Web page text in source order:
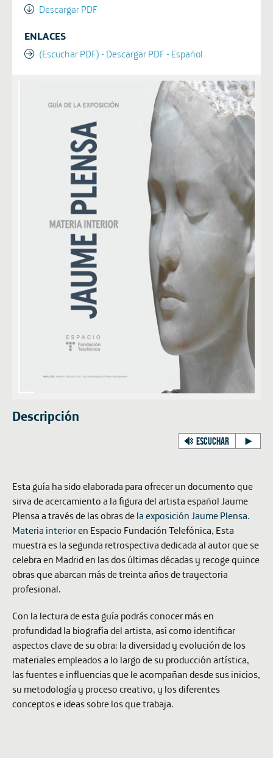
Descargar PDF
ENLACES
(Escuchar PDF) - Descargar PDF - Español
Descripción
ESCUCHAR
Esta guía ha sido elaborada para ofrecer un documento que
sirva de acercamiento a la figura del artista español Jaume
Plensa a través de las obras de la exposición Jaume Plensa.
Materia interioren Espacio Fundación Telefónica, Esta
muestra es la segunda retrospectiva dedicada al autor que se
celebra en Madrid en las dos últimas décadas y recoge quince
obras que abarcan más de treinta años de trayectoria
profesional.
Con la lectura de esta guía podrás conocer más en
profundidad la biografía del artista, así como identificar
aspectos clave de su obra: la diversidad y evolución de los
materiales empleados a lo largo de su producción artística,
las fuentes e influencias que le acompañan desde sus inicios,
su metodología y proceso creativo, y los diferentes
conceptos e ideas sobre los que trabaja.